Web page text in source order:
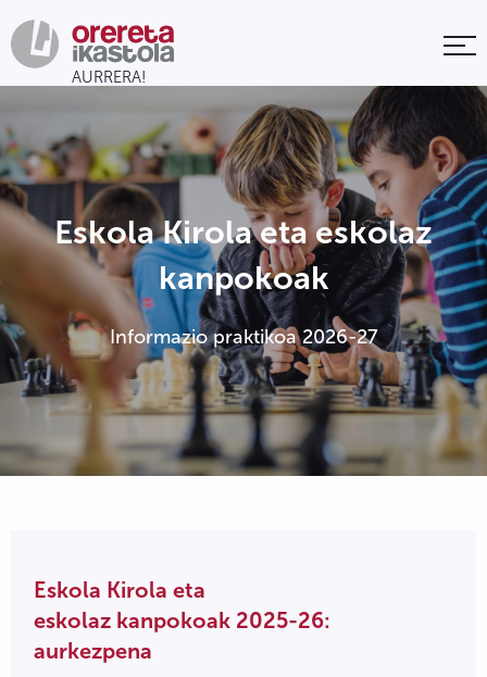
Eskola Kirola eta eskolaz
kanpokoak
Informazio praktikoa 2026-27
Eskola Kirola eta
eskolaz kanpokoak 2025-26:
aurkezpena